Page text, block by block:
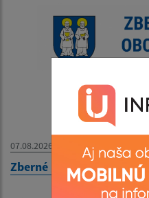
07.08.2026
Zberné miesto - OZNAM